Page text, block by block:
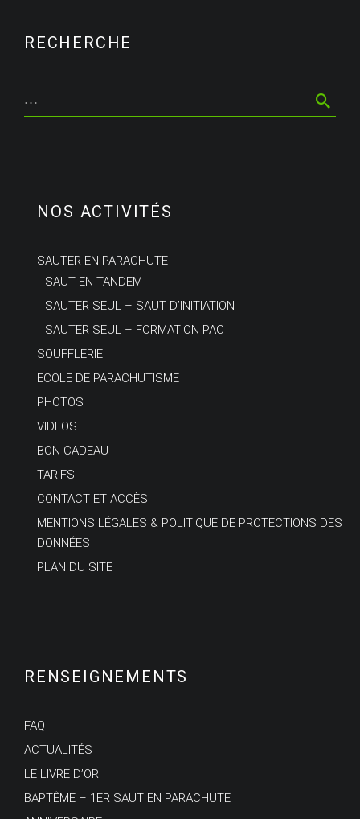
RECHERCHE
NOS ACTIVITÉS
SAUTER EN PARACHUTE
SAUT EN TANDEM
SAUTER SEUL – SAUT D’INITIATION
SAUTER SEUL – FORMATION PAC
SOUFFLERIE
ECOLE DE PARACHUTISME
PHOTOS
VIDEOS
BON CADEAU
TARIFS
CONTACT ET ACCÈS
MENTIONS LÉGALES & POLITIQUE DE PROTECTIONS DES
DONNÉES
PLAN DU SITE
RENSEIGNEMENTS
FAQ
ACTUALITÉS
LE LIVRE D’OR
BAPTÊME – 1ER SAUT EN PARACHUTE